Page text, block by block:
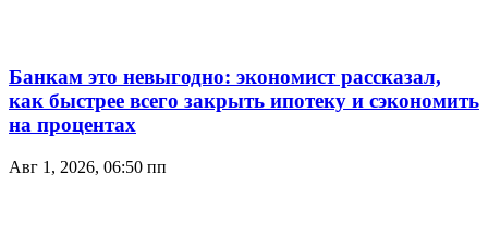
Банкам это невыгодно: экономист рассказал,
как быстрее всего закрыть ипотеку и сэкономить
на процентах
Авг 1, 2026, 06:50 пп